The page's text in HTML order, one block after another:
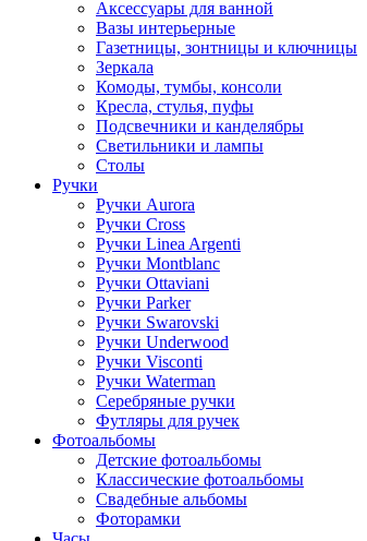
Аксессуары для ванной
Вазы интерьерные
Газетницы, зонтницы и ключницы
Зеркала
Комоды, тумбы, консоли
Кресла, стулья, пуфы
Подсвечники и канделябры
Светильники и лампы
Столы
Ручки
Ручки Aurora
Ручки Cross
Ручки Linea Argenti
Ручки Montblanc
Ручки Ottaviani
Ручки Parker
Ручки Swarovski
Ручки Underwood
Ручки Visconti
Ручки Waterman
Серебряные ручки
Футляры для ручек
Фотоальбомы
Детские фотоальбомы
Классические фотоальбомы
Свадебные альбомы
Фоторамки